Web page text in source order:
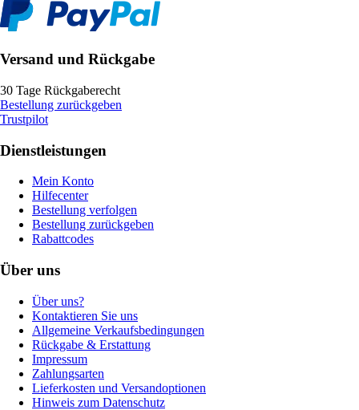
Versand und Rückgabe
30 Tage Rückgaberecht
Bestellung zurückgeben
Trustpilot
Dienstleistungen
Mein Konto
Hilfecenter
Bestellung verfolgen
Bestellung zurückgeben
Rabattcodes
Über uns
Über uns?
Kontaktieren Sie uns
Allgemeine Verkaufsbedingungen
Rückgabe & Erstattung
Impressum
Zahlungsarten
Lieferkosten und Versandoptionen
Hinweis zum Datenschutz